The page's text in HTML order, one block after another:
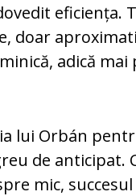
doar
adică mai
lui Orbán
de anticipat.
mic,